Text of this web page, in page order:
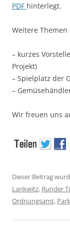
PDF hinterlegt.
Weitere
– kurzes
Projekt)
– Spielplatz der
–
Wir freuen uns
Dieser Beitrag
Lankwitz, Runder
Ordnungsamt,